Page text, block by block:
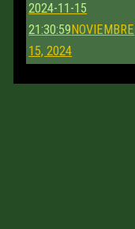
2024-11-15
21:30:59 NOVIEMBRE
15, 2024